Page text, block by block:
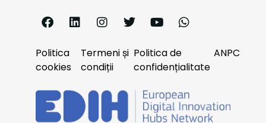
Politica
cookies
Termeni și
condiții
Politica de
confidențialitate
ANPC